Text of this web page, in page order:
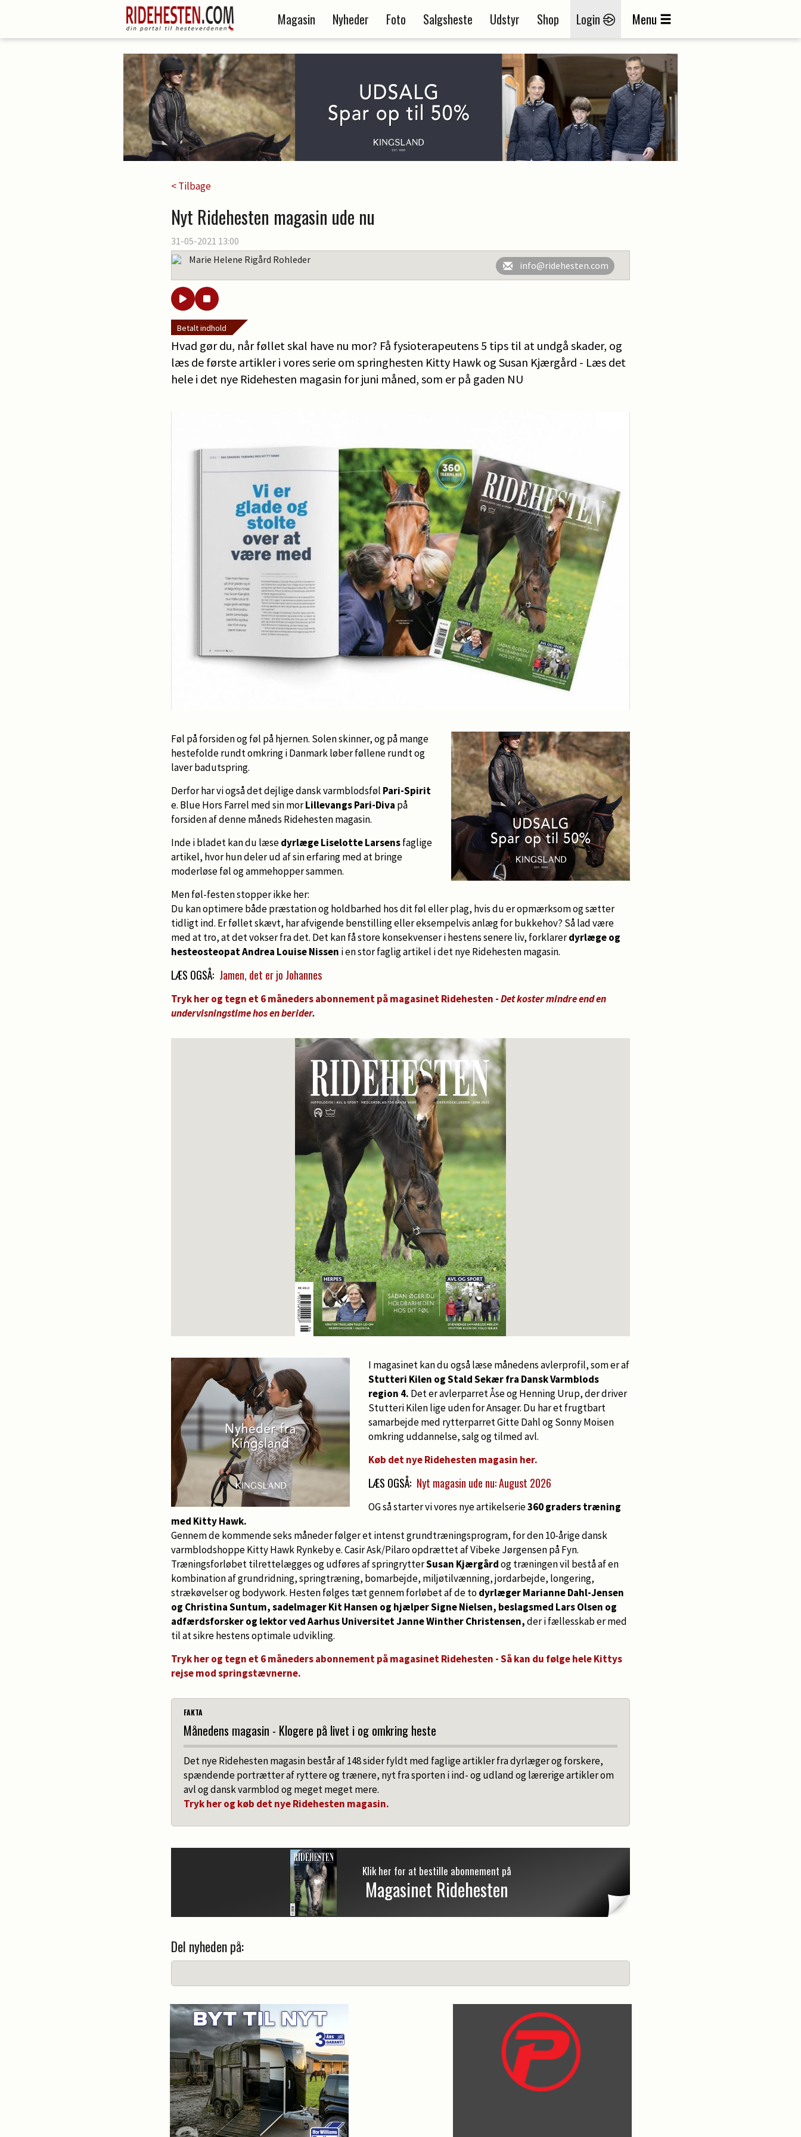
Magasin Nyheder Foto Salgsheste Udstyr Shop Login Menu
< Tilbage
Nyt Ridehesten magasin ude nu
31-05-2021 13:00
Marie Helene Rigård Rohleder
info@ridehesten.com
Betalt indhold
Hvad gør du, når føllet skal have nu mor? Få fysioterapeutens 5 tips til at undgå skader, og
læs de første artikler i vores serie om springhesten Kitty Hawk og Susan Kjærgård - Læs det
hele i det nye Ridehesten magasin for juni måned, som er på gaden NU
Føl på forsiden og føl på hjernen. Solen skinner, og på mange
hestefolde rundt omkring i Danmark løber føllene rundt og
laver badutspring.
Derfor har vi også det dejlige dansk varmblodsføl Pari-Spirit
e. Blue Hors Farrel med sin morLillevangs Pari-Diva på
forsiden af denne måneds Ridehesten magasin.
Inde i bladet kan du læsedyrlæge Liselotte Larsensfaglige
artikel, hvor hun deler ud af sin erfaring med at bringe
moderløse føl og ammehopper sammen.
Men føl-festen stopper ikke her:
Du kan optimere både præstation og holdbarhed hos dit føl eller plag, hvis du er opmærksom og sætter
tidligt ind. Er føllet skævt, har afvigende benstilling eller eksempelvis anlæg for bukkehov? Så lad være
med at tro, at det vokser fra det. Det kan få store konsekvenser i hestens senere liv, forklarerdyrlæge og
hesteosteopat Andrea Louise Nissen i en stor faglig artikel i det nye Ridehesten magasin.
LÆS OGSÅ: Jamen, det er jo Johannes
Tryk her og tegn et 6 måneders abonnement på magasinet Ridehesten -Det koster mindre end en
undervisningstime hos en berider.
I magasinet kan du også læse månedens avlerprofil, som er af
Stutteri Kilen og Stald Sekær fra Dansk Varmblods
region 4. Det er avlerparret Åse og Henning Urup, der driver
Stutteri Kilen lige uden for Ansager. Du har et frugtbart
samarbejde med rytterparret Gitte Dahl og Sonny Moisen
omkring uddannelse, salg og tilmed avl.
Køb det nye Ridehesten magasin her.
LÆS OGSÅ: Nyt magasin ude nu: August 2026
OG så starter vi vores nye artikelserie360 graders træning
med Kitty Hawk.
Gennem de kommende seks måneder følger et intenst grundtræningsprogram, for den 10-årige dansk
varmblodshoppe Kitty Hawk Rynkeby e. Casir Ask/Pilaro opdrættet af Vibeke Jørgensen på Fyn.
Træningsforløbet tilrettelægges og udføres af springrytterSusan Kjærgårdog træningen vil bestå af en
kombination af grundridning, springtræning, bomarbejde, miljøtilvænning, jordarbejde, longering,
strækøvelser og bodywork. Hesten følges tæt gennem forløbet af de todyrlæger Marianne Dahl-Jensen
og Christina Suntum, sadelmager Kit Hansen og hjælper Signe Nielsen, beslagsmed Lars Olsen og
adfærdsforsker og lektor ved Aarhus Universitet Janne Winther Christensen,der i fællesskab er med
til at sikre hestens optimale udvikling.
Tryk her og tegn et 6 måneders abonnement på magasinet Ridehesten - Så kan du følge hele Kittys
rejse mod springstævnerne.
FAKTA
Månedens magasin - Klogere på livet i og omkring heste
Det nye Ridehesten magasin består af 148 sider fyldt med faglige artikler fra dyrlæger og forskere,
spændende portrætter af ryttere og trænere, nyt fra sporten i ind- og udland og lærerige artikler om
avl og dansk varmblod og meget meget mere.
Tryk her og køb det nye Ridehesten magasin.
Klik her for at bestille abonnement på
Magasinet Ridehesten
Del nyheden på: